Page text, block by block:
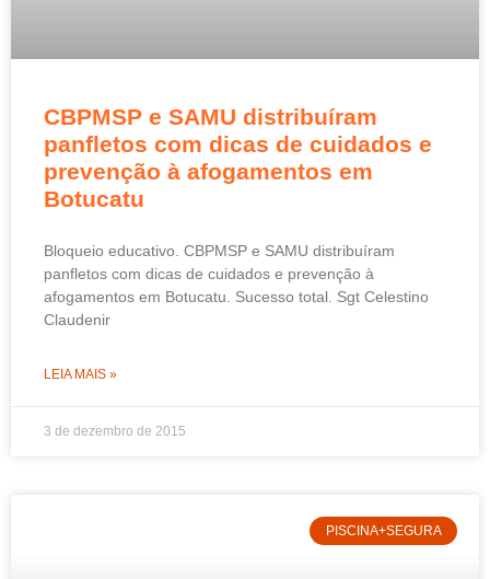
CBPMSP e SAMU distribuíram
panfletos com dicas de cuidados e
prevenção à afogamentos em
Botucatu
Bloqueio educativo. CBPMSP e SAMU distribuíram
panfletos com dicas de cuidados e prevenção à
afogamentos em Botucatu. Sucesso total. Sgt Celestino
Claudenir
LEIA MAIS »
3 de dezembro de 2015
PISCINA+SEGURA